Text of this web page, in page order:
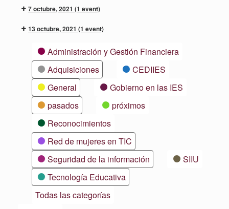
7 octubre, 2021 (1 event)
13 octubre, 2021 (1 event)
CategoríasAdministración y Gestión Financiera
Adquisiciones
CEDIIES
General
Gobierno en las IES
pasados
próximos
Reconocimientos
Red de mujeres en TIC
Seguridad de la información
SIIU
Tecnología Educativa
Todas las categorías